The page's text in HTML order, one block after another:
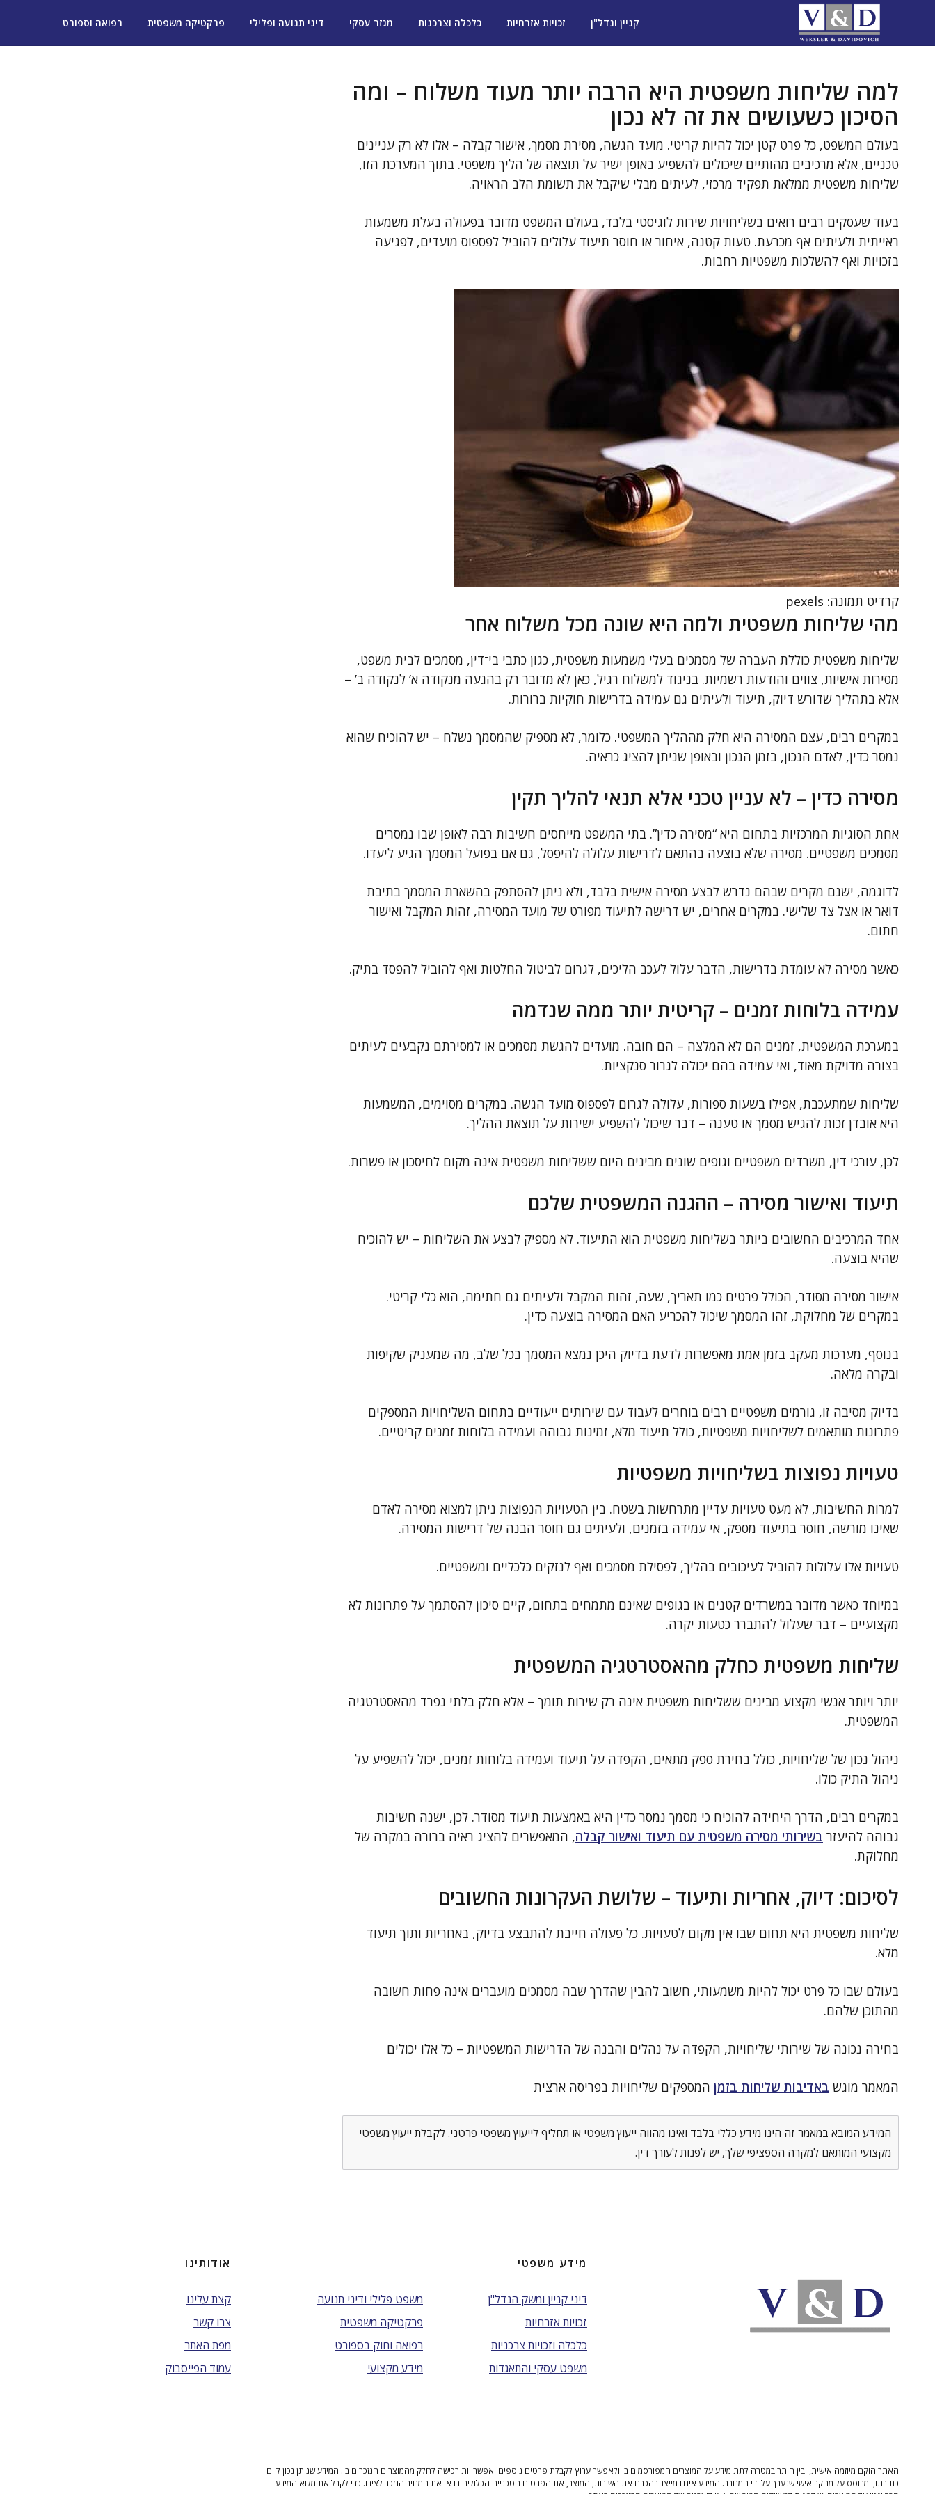
קניין ונדל"ן זכויות אזרחיות כלכלה וצרכנות מגזר עסקי דיני תנועה ופלילי פרקטיקה משפטית רפואה וספורט
למה שליחות משפטית היא הרבה יותר מעוד משלוח – ומה
הסיכון כשעושים את זה לא נכון
בעולם המשפט, כל פרט קטן יכול להיות קריטי. מועד הגשה, מסירת מסמך, אישור קבלה – אלו לא רק עניינים
טכניים, אלא מרכיבים מהותיים שיכולים להשפיע באופן ישיר על תוצאה של הליך משפטי. בתוך המערכת הזו,
שליחות משפטית ממלאת תפקיד מרכזי, לעיתים מבלי שיקבל את תשומת הלב הראויה.
בעוד שעסקים רבים רואים בשליחויות שירות לוגיסטי בלבד, בעולם המשפט מדובר בפעולה בעלת משמעות
ראייתית ולעיתים אף מכרעת. טעות קטנה, איחור או חוסר תיעוד עלולים להוביל לפספוס מועדים, לפגיעה
בזכויות ואף להשלכות משפטיות רחבות.
קרדיט תמונה: pexels
מהי שליחות משפטית ולמה היא שונה מכל משלוח אחר
שליחות משפטית כוללת העברה של מסמכים בעלי משמעות משפטית, כגון כתבי בי־דין, מסמכים לבית משפט,
מסירות אישיות, צווים והודעות רשמיות. בניגוד למשלוח רגיל, כאן לא מדובר רק בהגעה מנקודה א’ לנקודה ב’ –
אלא בתהליך שדורש דיוק, תיעוד ולעיתים גם עמידה בדרישות חוקיות ברורות.
במקרים רבים, עצם המסירה היא חלק מההליך המשפטי. כלומר, לא מספיק שהמסמך נשלח – יש להוכיח שהוא
נמסר כדין, לאדם הנכון, בזמן הנכון ובאופן שניתן להציג כראיה.
מסירה כדין – לא עניין טכני אלא תנאי להליך תקין
אחת הסוגיות המרכזיות בתחום היא “מסירה כדין”. בתי המשפט מייחסים חשיבות רבה לאופן שבו נמסרים
מסמכים משפטיים. מסירה שלא בוצעה בהתאם לדרישות עלולה להיפסל, גם אם בפועל המסמך הגיע ליעדו.
לדוגמה, ישנם מקרים שבהם נדרש לבצע מסירה אישית בלבד, ולא ניתן להסתפק בהשארת המסמך בתיבת
דואר או אצל צד שלישי. במקרים אחרים, יש דרישה לתיעוד מפורט של מועד המסירה, זהות המקבל ואישור
חתום.
כאשר מסירה לא עומדת בדרישות, הדבר עלול לעכב הליכים, לגרום לביטול החלטות ואף להוביל להפסד בתיק.
עמידה בלוחות זמנים – קריטית יותר ממה שנדמה
במערכת המשפטית, זמנים הם לא המלצה – הם חובה. מועדים להגשת מסמכים או למסירתם נקבעים לעיתים
בצורה מדויקת מאוד, ואי עמידה בהם יכולה לגרור סנקציות.
שליחות שמתעכבת, אפילו בשעות ספורות, עלולה לגרום לפספוס מועד הגשה. במקרים מסוימים, המשמעות
היא אובדן זכות להגיש מסמך או טענה – דבר שיכול להשפיע ישירות על תוצאת ההליך.
לכן, עורכי דין, משרדים משפטיים וגופים שונים מבינים היום ששליחות משפטית אינה מקום לחיסכון או פשרות.
תיעוד ואישור מסירה – ההגנה המשפטית שלכם
אחד המרכיבים החשובים ביותר בשליחות משפטית הוא התיעוד. לא מספיק לבצע את השליחות – יש להוכיח
שהיא בוצעה.
אישור מסירה מסודר, הכולל פרטים כמו תאריך, שעה, זהות המקבל ולעיתים גם חתימה, הוא כלי קריטי.
במקרים של מחלוקת, זהו המסמך שיכול להכריע האם המסירה בוצעה כדין.
בנוסף, מערכות מעקב בזמן אמת מאפשרות לדעת בדיוק היכן נמצא המסמך בכל שלב, מה שמעניק שקיפות
ובקרה מלאה.
בדיוק מסיבה זו, גורמים משפטיים רבים בוחרים לעבוד עם שירותים ייעודיים בתחום השליחויות המספקים
פתרונות מותאמים לשליחויות משפטיות, כולל תיעוד מלא, זמינות גבוהה ועמידה בלוחות זמנים קריטיים.
טעויות נפוצות בשליחויות משפטיות
למרות החשיבות, לא מעט טעויות עדיין מתרחשות בשטח. בין הטעויות הנפוצות ניתן למצוא מסירה לאדם
שאינו מורשה, חוסר בתיעוד מספק, אי עמידה בזמנים, ולעיתים גם חוסר הבנה של דרישות המסירה.
טעויות אלו עלולות להוביל לעיכובים בהליך, לפסילת מסמכים ואף לנזקים כלכליים ומשפטיים.
במיוחד כאשר מדובר במשרדים קטנים או בגופים שאינם מתמחים בתחום, קיים סיכון להסתמך על פתרונות לא
מקצועיים – דבר שעלול להתברר כטעות יקרה.
שליחות משפטית כחלק מהאסטרטגיה המשפטית
יותר ויותר אנשי מקצוע מבינים ששליחות משפטית אינה רק שירות תומך – אלא חלק בלתי נפרד מהאסטרטגיה
המשפטית.
ניהול נכון של שליחויות, כולל בחירת ספק מתאים, הקפדה על תיעוד ועמידה בלוחות זמנים, יכול להשפיע על
ניהול התיק כולו.
במקרים רבים, הדרך היחידה להוכיח כי מסמך נמסר כדין היא באמצעות תיעוד מסודר. לכן, ישנה חשיבות
גבוהה להיעזר בשירותי מסירה משפטית עם תיעוד ואישור קבלה, המאפשרים להציג ראיה ברורה במקרה של
מחלוקת.
לסיכום: דיוק, אחריות ותיעוד – שלושת העקרונות החשובים
שליחות משפטית היא תחום שבו אין מקום לטעויות. כל פעולה חייבת להתבצע בדיוק, באחריות ותוך תיעוד
מלא.
בעולם שבו כל פרט יכול להיות משמעותי, חשוב להבין שהדרך שבה מסמכים מועברים אינה פחות חשובה
מהתוכן שלהם.
בחירה נכונה של שירותי שליחויות, הקפדה על נהלים והבנה של הדרישות המשפטיות – כל אלו יכולים
המאמר מוגש באדיבות שליחות בזמן המספקים שליחויות בפריסה ארצית
המידע המובא במאמר זה הינו מידע כללי בלבד ואינו מהווה ייעוץ משפטי או תחליף לייעוץ משפטי פרטני. לקבלת ייעוץ משפטי
מקצועי המותאם למקרה הספציפי שלך, יש לפנות לעורך דין.
מידע משפטי
דיני קניין ומשק הנדל"ן
זכויות אזרחיות
כלכלה וזכויות צרכניות
משפט עסקי והתאגדות
משפט פלילי ודיני תנועה
פרקטיקה משפטית
רפואה וחוק בספורט
מידע מקצועי
אודותינו
קצת עלינו
צרו קשר
מפת האתר
עמוד הפייסבוק
האתר הוקם מיוזמה אישית, ובין היתר במטרה לתת מידע על המוצרים המפורסמים בו ולאפשר ערוץ לקבלת פרטים נוספים ואפשרויות רכישה לחלק מהמוצרים הנזכרים בו. המידע שניתן נכון ליום
כתיבתו, ומבוסס על מחקר אישי שנערך על ידי המחבר. המידע איננו מייצג בהכרח את השירות, המוצר, את הפרטים הטכניים הכלולים בו או את המחיר הנזכר לצידו. כדי לקבל את מלוא המידע